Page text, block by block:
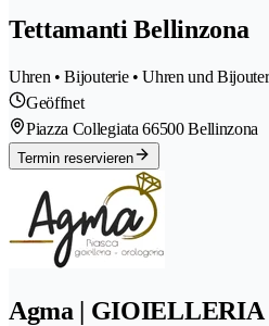
Tettamanti Bellinzona
Uhren • Bijouterie • Uhren und
Geöffnet
Piazza Collegiata 66500 Bellinzona
Termin reservieren
Agma |